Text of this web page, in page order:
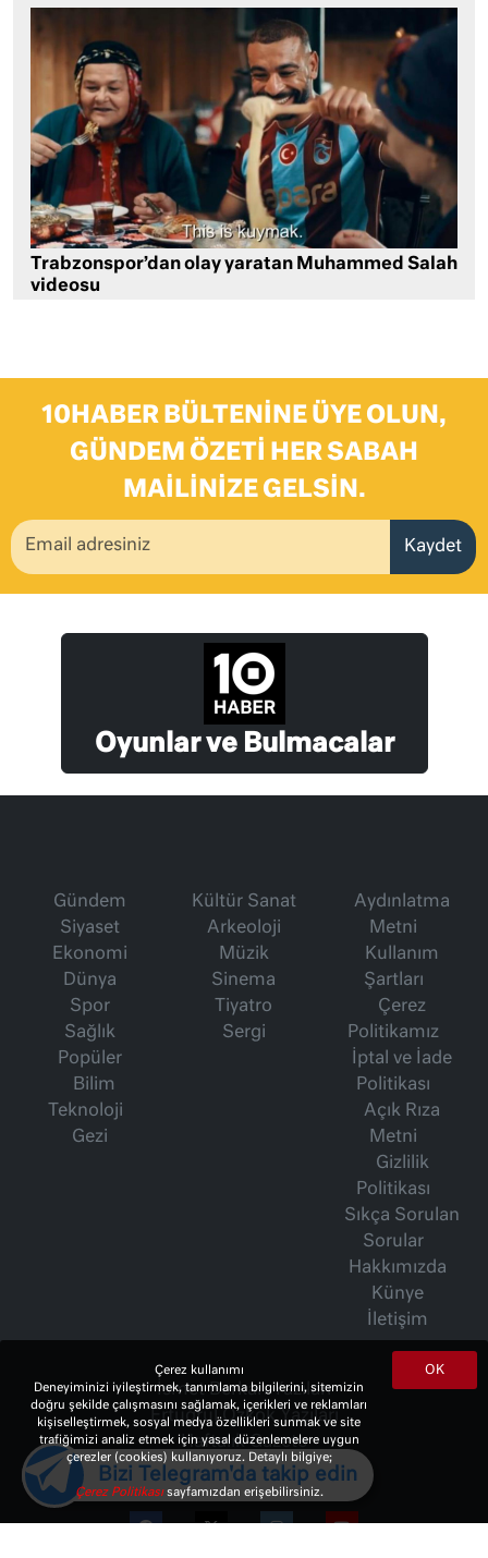
Trabzonspor’dan olay yaratan Muhammed Salah
videosu
10HABER BÜLTENINE ÜYE OLUN,
GÜNDEM ÖZETI HER SABAH
MAILINIZE GELSIN.
Kaydet
Oyunlar ve Bulmacalar
Gündem
Siyaset
Ekonomi
Dünya
Spor
Sağlık
Popüler
Bilim
Teknoloji
Gezi
Kültür Sanat
Arkeoloji
Müzik
Sinema
Tiyatro
Sergi
Aydınlatma
Metni
Kullanım
Şartları
Çerez
Politikamız
İptal ve İade
Politikası
Açık Rıza
Metni
Gizlilik
Politikası
Sıkça Sorulan
Sorular
Hakkımızda
Künye
İletişim
İsmet Berkan Yazıları
Ertuğrul Özkök Yazıları
Haftalık Gazete
OK
Çerez kullanımı
Deneyiminizi iyileştirmek, tanımlama bilgilerini, sitemizin
doğru şekilde çalışmasını sağlamak, içerikleri ve reklamları
kişiselleştirmek, sosyal medya özellikleri sunmak ve site
trafiğimizi analiz etmek için yasal düzenlemelere uygun
çerezler (cookies) kullanıyoruz. Detaylı bilgiye;
Çerez Politikasısayfamızdan erişebilirsiniz.
Bizi Telegram'da takip edin